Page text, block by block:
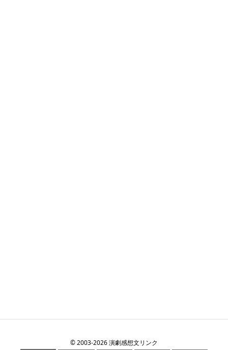
©2003-2026演劇感想文リンク